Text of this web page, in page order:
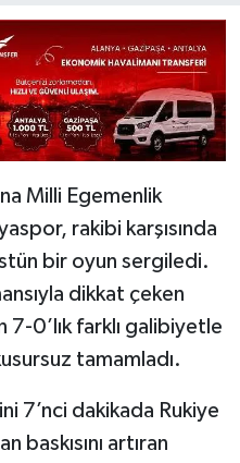
Milli Egemenlik
rakibi karşısında
bir oyun sergiledi.
dikkat çeken
0’lık farklı galibiyetle
tamamladı.
7’nci dakikada Rukiye
baskısını artıran